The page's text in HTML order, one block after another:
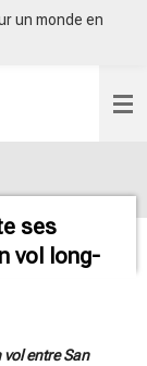
un monde en
ses
vol long-
entre San